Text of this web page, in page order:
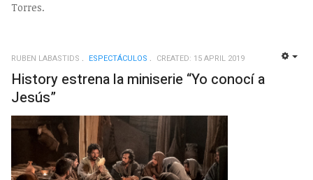
Torres.
RUBEN LABASTIDS ESPECTÁCULOS CREATED: 15 APRIL 2019
History estrena la miniserie “Yo conocí a
Jesús”